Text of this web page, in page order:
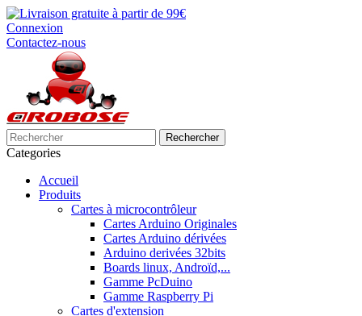
Connexion
Contactez-nous
Rechercher
Categories
Accueil
Produits
Cartes à microcontrôleur
Cartes Arduino Originales
Cartes Arduino dérivées
Arduino derivées 32bits
Boards linux, Androïd,...
Gamme PcDuino
Gamme Raspberry Pi
Cartes d'extension